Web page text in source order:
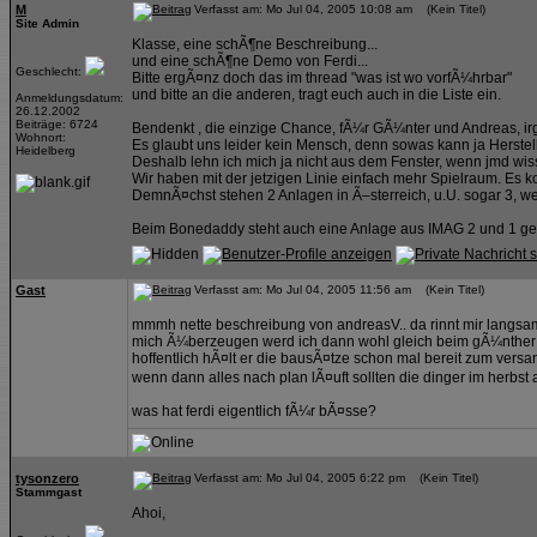
M
Site Admin
Geschlecht:
Anmeldungsdatum:
26.12.2002
Beiträge: 6724
Wohnort:
Heidelberg
Verfasst am: Mo Jul 04, 2005 10:08 am (Kein Titel)
Klasse, eine schÃ¶ne Beschreibung...
und eine schÃ¶ne Demo von Ferdi...
Bitte ergÃ¤nz doch das im thread "was ist wo vorfÃ¼hrbar"
und bitte an die anderen, tragt euch auch in die Liste ein.
Bendenkt , die einzige Chance, fÃ¼r GÃ¼nter und Andreas,
Es glaubt uns leider kein Mensch, denn sowas kann ja
Deshalb lehn ich mich ja nicht aus dem Fenster, wenn jmd
Wir haben mit der jetzigen Linie einfach mehr Spielraum. Es
DemnÃ¤chst stehen 2 Anlagen in Ã–sterreich, u.U. sogar 3,
Beim Bonedaddy steht auch eine Anlage aus IMAG 2 und 1
Gast Verfasst am: Mo Jul 04, 2005 11:56 am (Kein Titel)
mmmh nette beschreibung von andreasV.. da rinnt mir
mich Ã¼berzeugen werd ich dann wohl gleich beim
hoffentlich hÃ¤lt er die bausÃ¤tze schon mal bereit zum
wenn dann alles nach plan lÃ¤uft sollten die dinger im
was hat ferdi eigentlich fÃ¼r bÃ¤sse?
tysonzero
Stammgast
Verfasst am: Mo Jul 04, 2005 6:22 pm (Kein Titel)
Ahoi,